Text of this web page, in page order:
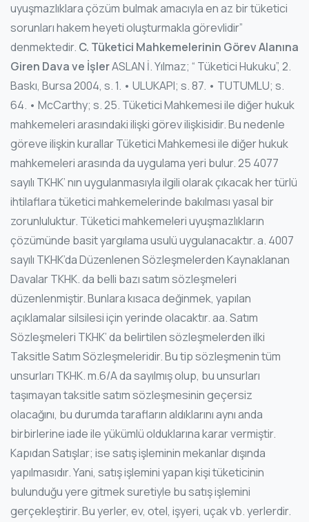
uyuşmazlıklara çözüm bulmak amacıyla en az bir tüketici
sorunları hakem heyeti oluşturmakla görevlidir”
denmektedir. C. Tüketici Mahkemelerinin Görev Alanına
Giren Dava ve İşlerASLAN İ. Yılmaz; “ Tüketici Hukuku”, 2.
Baskı, Bursa 2004, s. 1. • ULUKAPI; s. 87. • TUTUMLU; s.
64. • McCarthy; s. 25. Tüketici Mahkemesi ile diğer hukuk
mahkemeleri arasındaki ilişki görev ilişkisidir. Bu nedenle
göreve ilişkin kurallar Tüketici Mahkemesi ile diğer hukuk
mahkemeleri arasında da uygulama yeri bulur. 25 4077
sayılı TKHK’ nın uygulanmasıyla ilgili olarak çıkacak her türlü
ihtilaflara tüketici mahkemelerinde bakılması yasal bir
zorunluluktur. Tüketici mahkemeleri uyuşmazlıkların
çözümünde basit yargılama usulü uygulanacaktır. a. 4007
sayılı TKHK’da Düzenlenen Sözleşmelerden Kaynaklanan
Davalar TKHK. da belli bazı satım sözleşmeleri
düzenlenmiştir. Bunlara kısaca değinmek, yapılan
açıklamalar silsilesi için yerinde olacaktır. aa. Satım
Sözleşmeleri TKHK’ da belirtilen sözleşmelerden ilki
Taksitle Satım Sözleşmeleridir. Bu tip sözleşmenin tüm
unsurları TKHK. m.6/A da sayılmış olup, bu unsurları
taşımayan taksitle satım sözleşmesinin geçersiz
olacağını, bu durumda tarafların aldıklarını aynı anda
birbirlerine iade ile yükümlü olduklarına karar vermiştir.
Kapıdan Satışlar; ise satış işleminin mekanlar dışında
yapılmasıdır. Yani, satış işlemini yapan kişi tüketicinin
bulunduğu yere gitmek suretiyle bu satış işlemini
gerçekleştirir. Bu yerler, ev, otel, işyeri, uçak vb. yerlerdir.